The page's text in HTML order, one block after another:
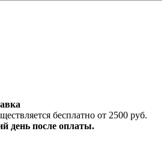
бесплатно от 2500 руб.
день после оплаты.